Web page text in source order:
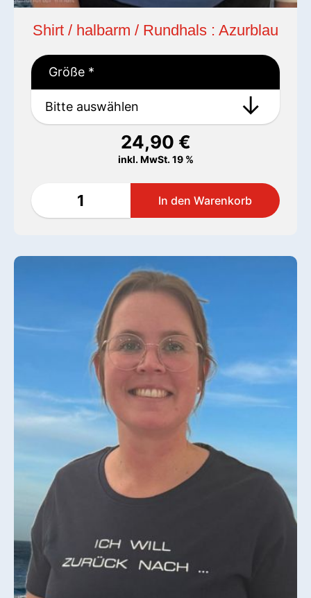
Shirt / halbarm / Rundhals : Azurblau
24,90 €
inkl. MwSt. 19 %
Größe *